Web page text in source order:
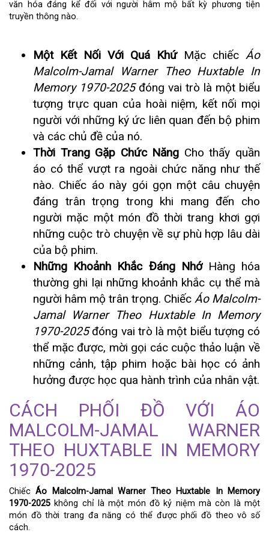
văn hóa đáng kể đối với người hâm mộ bất kỳ phương tiện
truyền thông nào.
Một Kết Nối Với Quá KhứMặc chiếc Áo
Malcolm-Jamal Warner Theo Huxtable In
Memory 1970-2025đóng vai trò là một biểu
tượng trực quan của hoài niệm, kết nối mọi
người với những ký ức liên quan đến bộ phim
và các chủ đề của nó.
Thời Trang Gặp Chức Năng Cho thấy quần
áo có thể vượt ra ngoài chức năng như thế
nào. Chiếc áo này gói gọn một câu chuyện
đáng trân trọng trong khi mang đến cho
người mặc một món đồ thời trang khơi gợi
những cuộc trò chuyện về sự phù hợp lâu dài
của bộ phim.
Những Khoảnh Khắc Đáng NhớHàng hóa
thường ghi lại những khoảnh khắc cụ thể mà
người hâm mộ trân trọng. Chiếc Áo Malcolm-
Jamal Warner Theo Huxtable In Memory
1970-2025đóng vai trò là một biểu tượng có
thể mặc được, mời gọi các cuộc thảo luận về
những cảnh, tập phim hoặc bài học có ảnh
hưởng được học qua hành trình của nhân vật.
CÁCH PHỐI ĐỒ VỚI ÁO
MALCOLM-JAMAL WARNER
THEO HUXTABLE IN MEMORY
1970-2025
ChiếcÁo Malcolm-Jamal Warner Theo Huxtable In Memory
1970-2025 không chỉ là một món đồ kỷ niệm mà còn là một
món đồ thời trang đa năng có thể được phối đồ theo vô số
cách.